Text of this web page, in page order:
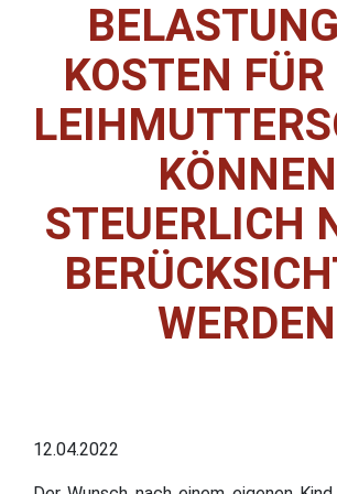
OSTEN FÜR
ÖNNEN S
TEUERLICH
ERDEN
12.04.2022